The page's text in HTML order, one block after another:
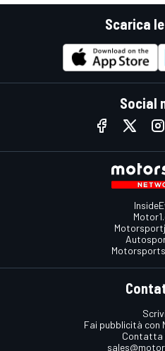
Scarica
Social
Fai pubblicità con
Contatta